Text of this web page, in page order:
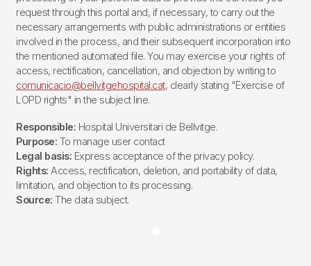
request through this portal and, if necessary, to carry out the
necessary arrangements with public administrations or entities
involved in the process, and their subsequent incorporation into
the mentioned automated file. You may exercise your rights of
access, rectification, cancellation, and objection by writing to
comunicacio@bellvitgehospital.cat, clearly stating "Exercise of
LOPD rights" in the subject line.
Responsible: Hospital Universitari de Bellvitge.
Purpose: To manage user contact
Legal basis: Express acceptance of the privacy policy.
Rights: Access, rectification, deletion, and portability of data,
limitation, and objection to its processing.
Source: The data subject.